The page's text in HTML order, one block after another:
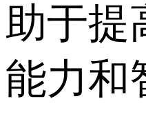
助于提
能力和